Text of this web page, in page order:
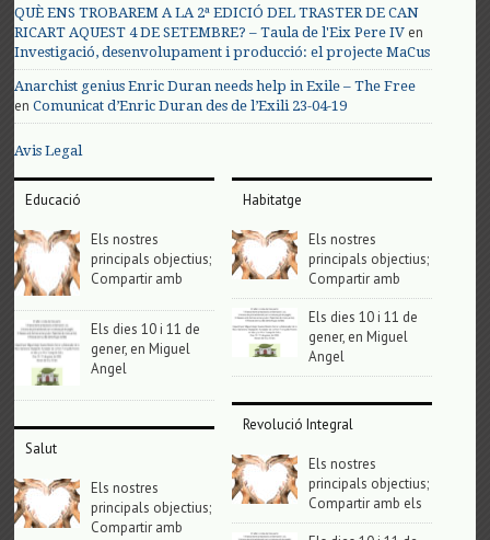
QUÈ ENS TROBAREM A LA 2ª EDICIÓ DEL TRASTER DE CAN
RICART AQUEST 4 DE SETEMBRE? – Taula de l'Eix Pere IV en
Investigació, desenvolupament i producció: el projecte MaCus
Anarchist genius Enric Duran needs help in Exile – The Free
enComunicat d’Enric Duran des de l’Exili 23-04-19
Avis Legal
Educació
Els nostres
principals objectius;
Compartir amb
Els dies 10 i 11 de
gener, en Miguel
Angel
Salut
Els nostres
principals objectius;
Compartir amb
Habitatge
Els nostres
principals objectius;
Compartir amb
Els dies 10 i 11 de
gener, en Miguel
Angel
Revolució Integral
Els nostres
principals objectius;
Compartir amb els